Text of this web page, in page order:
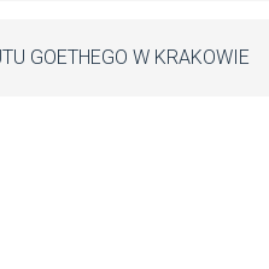
GOETHEGO W KRAKOWIE